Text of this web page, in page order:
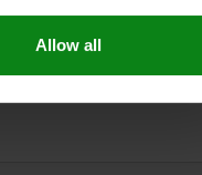
Allow all